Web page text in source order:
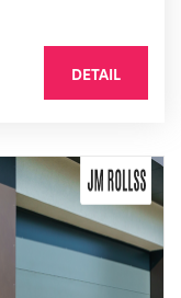
DETAIL